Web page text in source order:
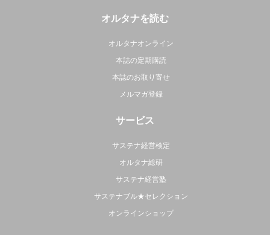
オルタナを読む
オルタナオンライン
本誌の定期購読
本誌のお取り寄せ
メルマガ登録
サービス
サステナ経営検定
オルタナ総研
サステナ経営塾
サステナブル★セレクション
オンラインショップ